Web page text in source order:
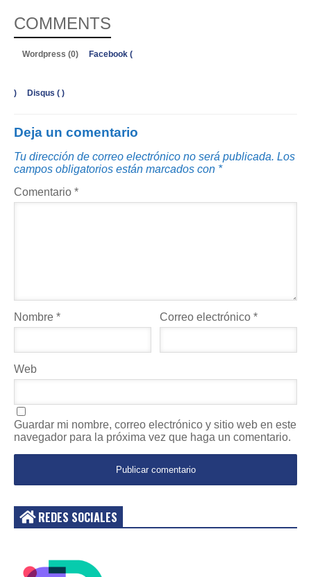
COMMENTS
Wordpress (0) Facebook (
) Disqus ( )
Deja un comentario
Tu dirección de correo electrónico no será publicada. Los
campos obligatorios están marcados con *
Comentario *
Nombre * Correo electrónico*
Web
Guardar mi nombre, correo electrónico y sitio web en este
navegador para la próxima vez que haga un comentario.
REDES SOCIALES